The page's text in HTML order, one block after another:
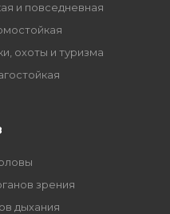
и повседневная
охоты и туризма
зрения
дыхания